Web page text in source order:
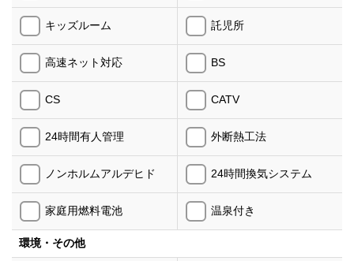
キッズルーム 託児所
高速ネット対応 BS
CS CATV
24時間有人管理 外断熱工法
ノンホルムアルデヒド 24時間換気システム
家庭用燃料電池 温泉付き
環境・その他